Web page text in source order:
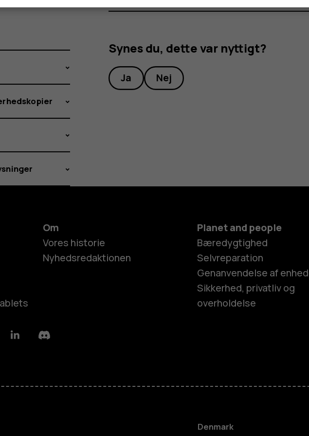
Feature-
Tilbehør
Synes du, dette var nyttigt?
Ja Nej
Om
Vores historie
Nyhedsredaktionen
Planet and people
Bæredygtighed
Selvreparation
Genanvendelse af
Sikkerhed, privatliv og
overholdelse
LinkedinDiscord
Denmark